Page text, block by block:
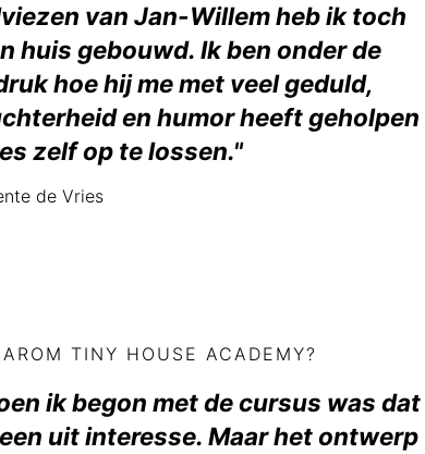
van Jan-Willem heb ik toch
huis gebouwd. Ik ben onder de
hoe hij me met veel geduld,
en humor heeft geholpen
zelf op te lossen."
de Vries
TINY HOUSE ACADEMY?
ik begon met de cursus was dat
uit interesse. Maar het ontwerp